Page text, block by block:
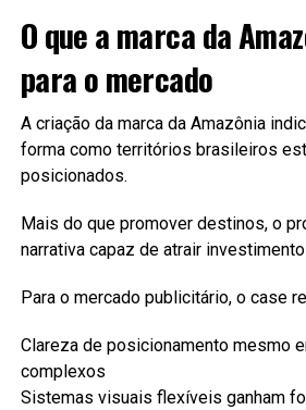
O que a marca da
para o mercado
A criação da marca da Amazônia
forma como territórios brasileiros
posicionados.
Mais do que promover destinos, o
narrativa capaz de atrair
Para o mercado publicitário, o case
Clareza de posicionamento mesmo
complexos
Sistemas visuais flexíveis ganham